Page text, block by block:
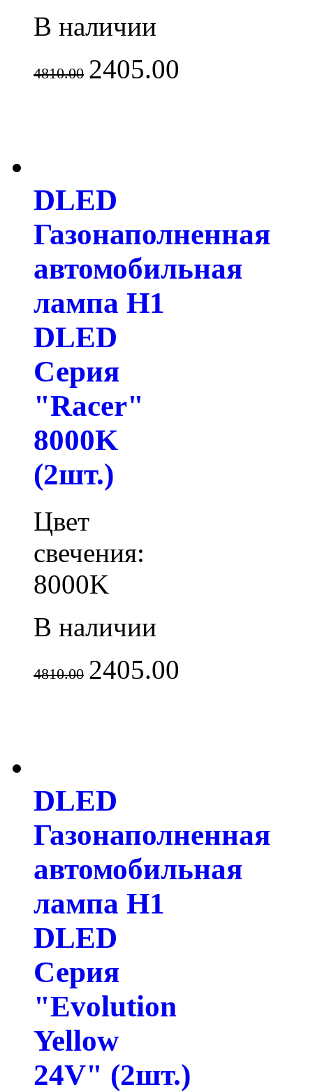
В наличии
4810.00 2405.00
DLED
Газонаполненная
автомобильная
лампа H1
DLED
Серия
"Racer"
8000K
(2шт.)
Цвет
свечения:
8000K
В наличии
4810.00 2405.00
DLED
Газонаполненная
автомобильная
лампа H1
DLED
Серия
"Evolution
Yellow
24V" (2шт.)